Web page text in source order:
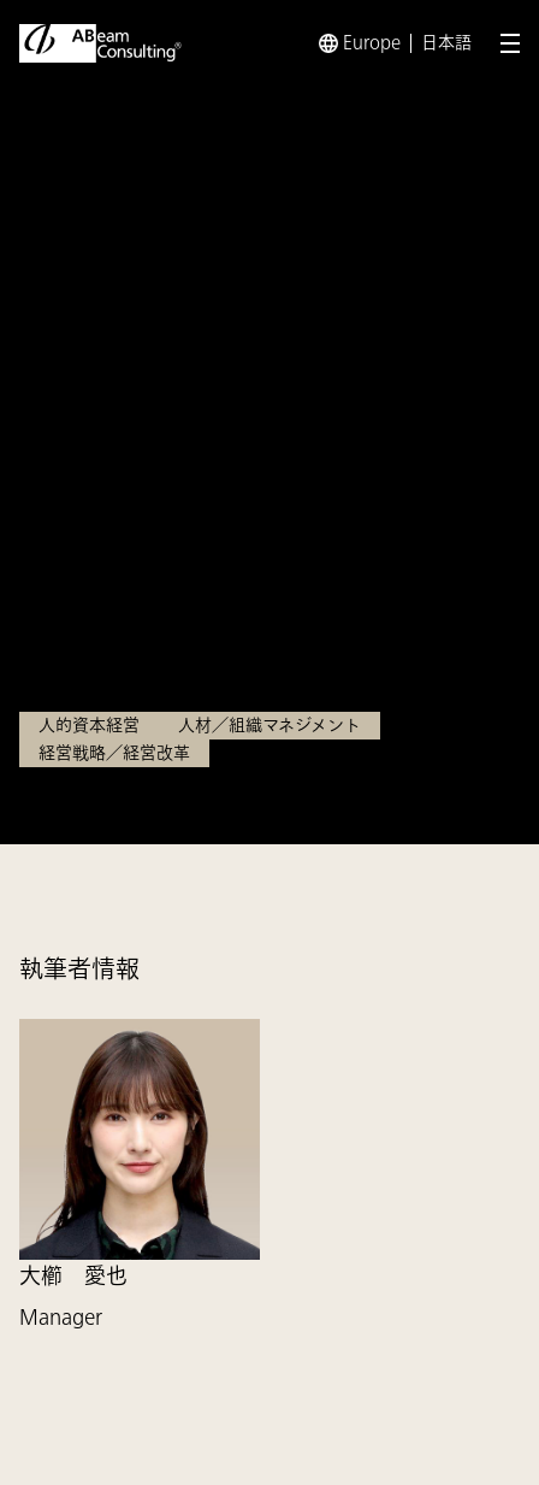
Europe 日本語 メ
人的資本経営
人材／組織マネジメント
経営戦略／経営改革
執筆者情報
大櫛 愛也
Manager